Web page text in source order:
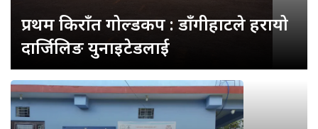
प्रथम किराँत गोल्डकप : डाँगीहाटले हरायो
दार्जिलिङ युनाइटेडलाई